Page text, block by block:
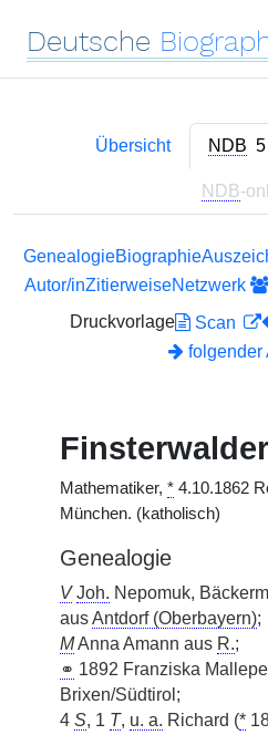
Deutsche
Übersicht NDB
NDB-
GenealogieBiographie
Autor/inZitierweiseNetzwerk
Druckvorlage
Scan
folgender
Finsterwalder
Mathematiker, * 4.10.1862
München. (katholisch)
Genealogie
V Joh. Nepomuk,
ausAntdorf (Oberbayern);
MAnna Amann aus R.;
⚭ 1892 Franziska
Brixen/Südtirol;
4 S, 1 T, u. a. Richard (*